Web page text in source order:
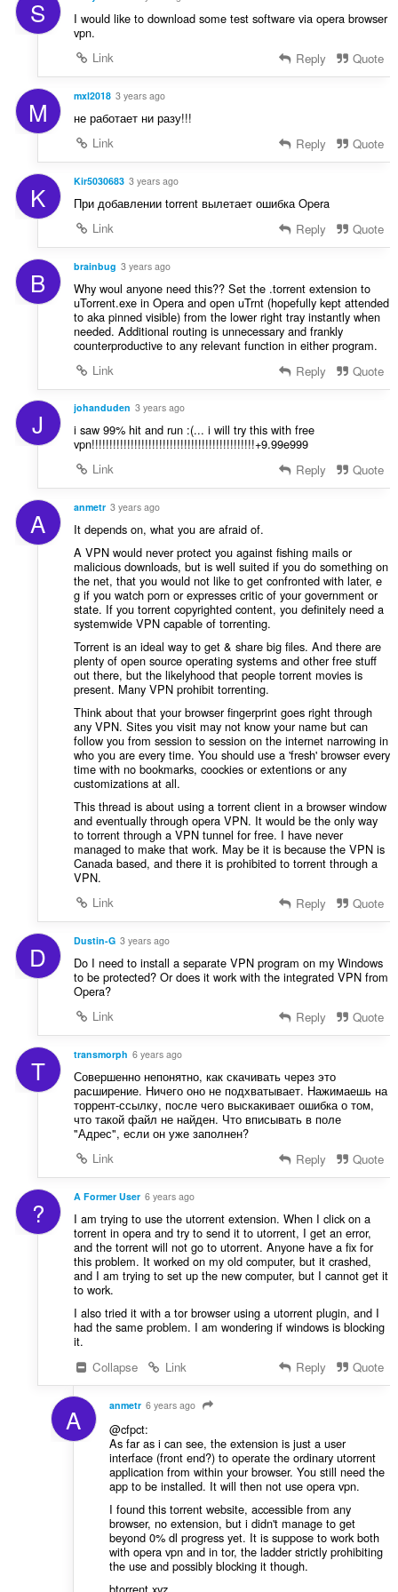
в
S
I would like to download some test software via opera browser
vpn.
Link
Reply Quote
M mxl2018 3 years ago
не работает ни разу!!!
Link
Reply Quote
K Kir5030683 3 years ago
При добавлении torrent вылетает ошибка Opera
Link
Reply Quote
B brainbug 3 years ago
Why woul anyone need this?? Set the .torrent extension to
uTorrent.exe in Opera and open uTrnt (hopefully kept attended
to aka pinned visible) from the lower right tray instantly when
needed. Additional routing is unnecessary and frankly
counterproductive to any relevant function in either program.
Link
Reply Quote
J johanduden 3 years ago
i saw 99% hit and run :(... i will try this with free
vpn!!!!!!!!!!!!!!!!!!!!!!!!!!!!!!!!!!!!!!!!!!!!!!+9.99e999
Link
Reply Quote
A anmetr 3 years ago
It depends on, what you are afraid of.
A VPN would never protect you against fishing mails or
malicious downloads, but is well suited if you do something on
the net, that you would not like to get confronted with later, e
g if you watch porn or expresses critic of your government or
state. If you torrent copyrighted content, you definitely need a
systemwide VPN capable of torrenting.
Torrent is an ideal way to get & share big files. And there are
plenty of open source operating systems and other free stuff
out there, but the likelyhood that people torrent movies is
present. Many VPN prohibit torrenting.
Think about that your browser fingerprint goes right through
any VPN. Sites you visit may not know your name but can
follow you from session to session on the internet narrowing in
who you are every time. You should use a 'fresh' browser every
time with no bookmarks, coockies or extentions or any
customizations at all.
This thread is about using a torrent client in a browser window
and eventually through opera VPN. It would be the only way
to torrent through a VPN tunnel for free. I have never
managed to make that work. May be it is because the VPN is
Canada based, and there it is prohibited to torrent through a
VPN.
Link
Reply Quote
D Dustin-G 3 years ago
Do I need to install a separate VPN program on my Windows
to be protected? Or does it work with the integrated VPN from
Opera?
Link
Reply Quote
T transmorph 6 years ago
Совершенно непонятно, как скачивать через это
расширение. Ничего оно не подхватывает. Нажимаешь на
торрент-ссылку, после чего выскакивает ошибка о том,
что такой файл не найден. Что вписывать в поле
"Адрес", если он уже заполнен?
Link
Reply Quote
? A Former User 6 years ago
I am trying to use the utorrent extension. When I click on a
torrent in opera and try to send it to utorrent, I get an error,
and the torrent will not go to utorrent. Anyone have a fix for
this problem. It worked on my old computer, but it crashed,
and I am trying to set up the new computer, but I cannot get it
to work.
I also tried it with a tor browser using a utorrent plugin, and I
had the same problem. I am wondering if windows is blocking
it.
Collapse
Link Reply Quote
A anmetr 6 years ago
@cfpct:
As far as i can see, the extension is just a user
interface (front end?) to operate the ordinary utorrent
application from within your browser. You still need the
app to be installed. It will then not use opera vpn.
I found this torrent website, accessible from any
browser, no extension, but i didn't manage to get
beyond 0% dl progress yet. It is suppose to work both
with opera vpn and in tor, the ladder strictly prohibiting
the use and possibly blocking it though.